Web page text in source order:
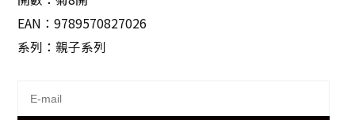
EAN：9789570827026
系列：親子系列